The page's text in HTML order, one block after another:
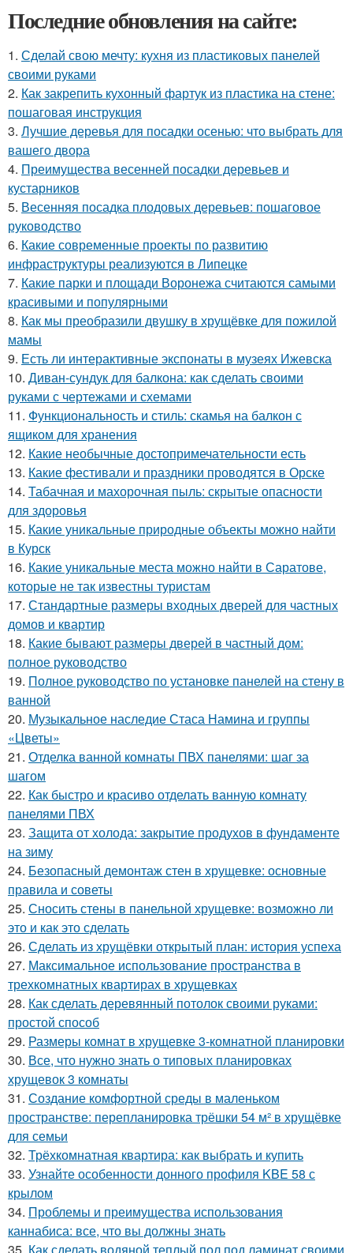
Последние обновления на сайте:
1. Сделай свою мечту: кухня из пластиковых панелей
своими руками
2. Как закрепить кухонный фартук из пластика на стене:
пошаговая инструкция
3. Лучшие деревья для посадки осенью: что выбрать для
вашего двора
4. Преимущества весенней посадки деревьев и
кустарников
5. Весенняя посадка плодовых деревьев: пошаговое
руководство
6. Какие современные проекты по развитию
инфраструктуры реализуются в Липецке
7. Какие парки и площади Воронежа считаются самыми
красивыми и популярными
8. Как мы преобразили двушку в хрущёвке для пожилой
мамы
9. Есть ли интерактивные экспонаты в музеях Ижевска
10. Диван-сундук для балкона: как сделать своими
руками с чертежами и схемами
11. Функциональность и стиль: скамья на балкон с
ящиком для хранения
12. Какие необычные достопримечательности есть
13. Какие фестивали и праздники проводятся в Орске
14. Табачная и махорочная пыль: скрытые опасности
для здоровья
15. Какие уникальные природные объекты можно найти
в Курск
16. Какие уникальные места можно найти в Саратове,
которые не так известны туристам
17. Стандартные размеры входных дверей для частных
домов и квартир
18. Какие бывают размеры дверей в частный дом:
полное руководство
19. Полное руководство по установке панелей на стену в
ванной
20. Музыкальное наследие Стаса Намина и группы
«Цветы»
21. Отделка ванной комнаты ПВХ панелями: шаг за
шагом
22. Как быстро и красиво отделать ванную комнату
панелями ПВХ
23. Защита от холода: закрытие продухов в фундаменте
на зиму
24. Безопасный демонтаж стен в хрущевке: основные
правила и советы
25. Сносить стены в панельной хрущевке: возможно ли
это и как это сделать
26. Сделать из хрущёвки открытый план: история успеха
27. Максимальное использование пространства в
трехкомнатных квартирах в хрущевках
28. Как сделать деревянный потолок своими руками:
простой способ
29. Размеры комнат в хрущевке 3-комнатной планировки
30. Все, что нужно знать о типовых планировках
хрущевок 3 комнаты
31. Создание комфортной среды в маленьком
пространстве: перепланировка трёшки 54 м² в хрущёвке
для семьи
32. Трёхкомнатная квартира: как выбрать и купить
33. Узнайте особенности донного профиля KBE 58 с
крылом
34. Проблемы и преимущества использования
каннабиса: все, что вы должны знать